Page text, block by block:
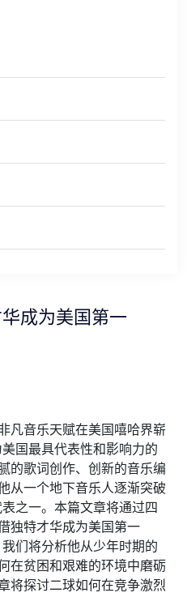
成为美国第一
凡音乐天赋在美国嘻哈界崭
国最具代表性和影响力的
的歌词创作、创新的音乐编
从一个地下音乐人逐渐突破
之一。本篇文章将通过四
独特才华成为美国第一
们将分析他从少年时期的
在贫困和艰难的环境中磨砺
将探讨二球如何在竞争激烈